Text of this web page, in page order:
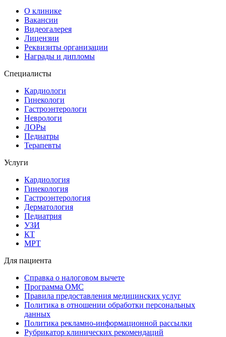
О клинике
Вакансии
Видеогалерея
Лицензии
Реквизиты организации
Награды и дипломы
Специалисты
Кардиологи
Гинекологи
Гастроэнтерологи
Неврологи
ЛОРы
Педиатры
Терапевты
Услуги
Кардиология
Гинекология
Гастроэнтерология
Дерматология
Педиатрия
УЗИ
КТ
МРТ
Для пациента
Справка о налоговом вычете
Программа ОМС
Правила предоставления медицинских услуг
Политика в отношении обработки персональных
данных
Политика рекламно-информационной рассылки
Рубрикатор клинических рекомендаций